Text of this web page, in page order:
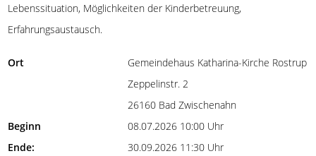
Lebenssituation, Möglichkeiten der Kinderbetreuung,
Erfahrungsaustausch.
Ort
Gemeindehaus Katharina-Kirche Rostrup
Zeppelinstr. 2
26160 Bad Zwischenahn
Beginn
08.07.2026 10:00 Uhr
Ende:
30.09.2026 11:30 Uhr